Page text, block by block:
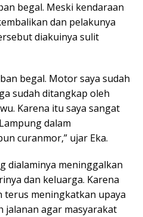
begal. Meski kendaraan
dan pelakunya
diakuinya sulit
begal. Motor saya sudah
sudah ditangkap oleh
Karena itu saya sangat
dalam
curanmor,” ujar Eka.
dialaminya meninggalkan
dan keluarga. Karena
terus meningkatkan upaya
jalanan agar masyarakat